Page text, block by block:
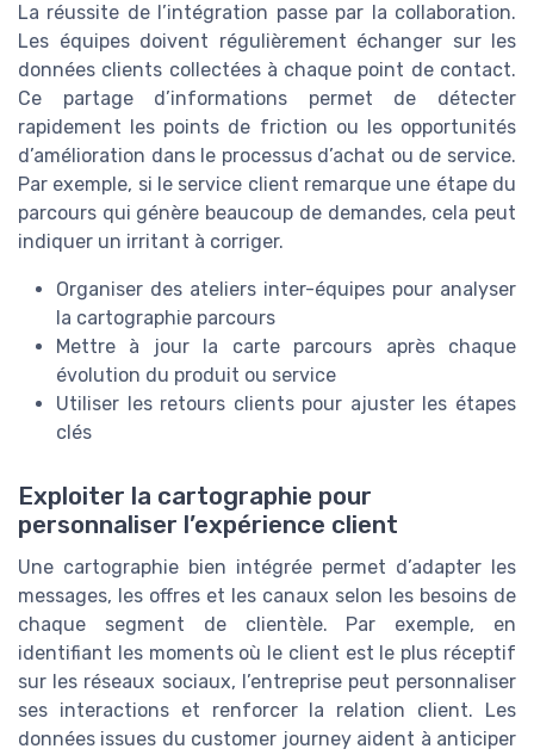
La réussite de l’intégration passe par la collaboration.
Les équipes doivent régulièrement échanger sur les
données clients collectées à chaque point de contact.
Ce partage d’informations permet de détecter
rapidement les points de friction ou les opportunités
d’amélioration dans le processus d’achat ou de service.
Par exemple, si le service client remarque une étape du
parcours qui génère beaucoup de demandes, cela peut
indiquer un irritant à corriger.
Organiser des ateliers inter-équipes pour analyser
la cartographie parcours
Mettre à jour la carte parcours après chaque
évolution du produit ou service
Utiliser les retours clients pour ajuster les étapes
clés
Exploiter la cartographie pour
personnaliser l’expérience client
Une cartographie bien intégrée permet d’adapter les
messages, les offres et les canaux selon les besoins de
chaque segment de clientèle. Par exemple, en
identifiant les moments où le client est le plus réceptif
sur les réseaux sociaux, l’entreprise peut personnaliser
ses interactions et renforcer la relation client. Les
données issues du customer journey aident à anticiper